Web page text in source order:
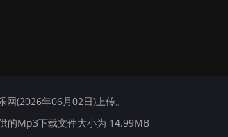
(2026年06月02日)上传。
的Mp3下载文件大小为 14.99MB